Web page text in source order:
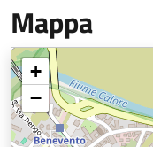
Mappa
+
−